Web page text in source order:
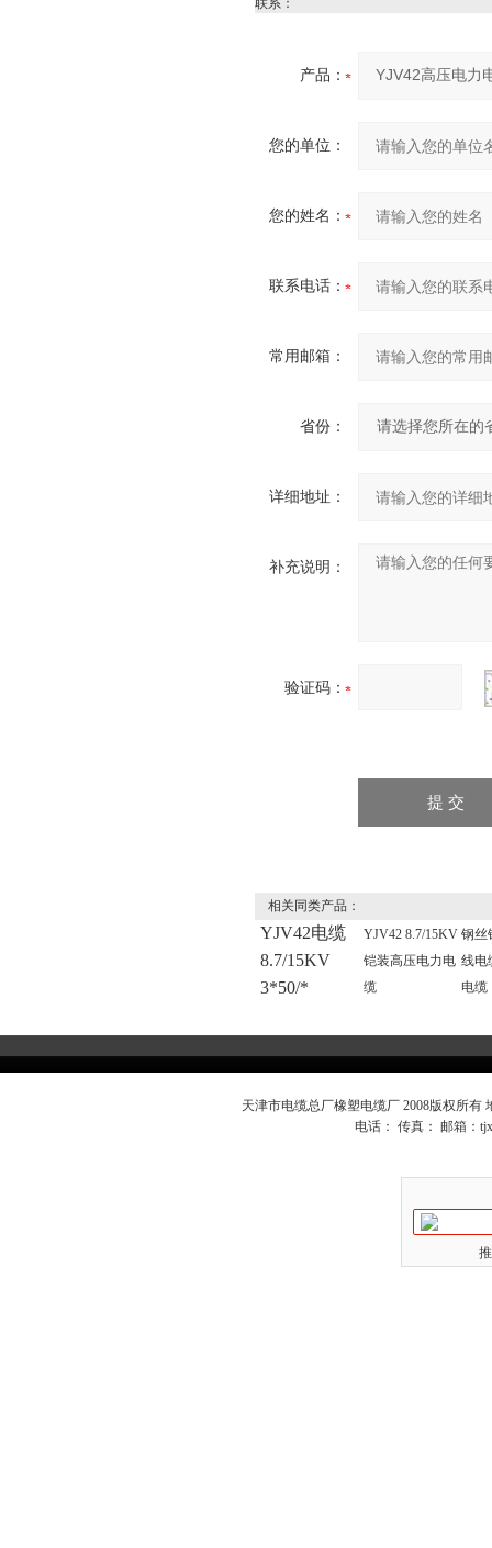
联系：
产品：
您的单位：
您的姓名：
联系电话：
常用邮箱：
省份：
详细地址：
补充说明：
验证码：
相关同类产品：
YJV42电缆
8.7/15KV
3*50/*
YJV42 8.7/15KV
铠装高压电力电
缆
钢丝
线电
电缆
天津市电缆总厂橡塑电缆厂 2008版权所
电话： 传真： 邮箱：